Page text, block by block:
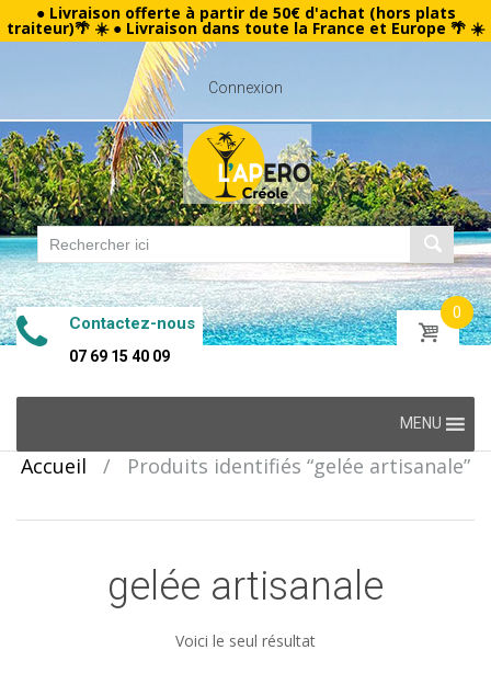
● Livraison offerte à partir de 50€ d'achat (hors plats
traiteur)🌴 ☀️ ● Livraison dans toute la France et Europe 🌴 ☀️
Connexion
Contactez-nous
07 69 15 40 09
0
content
MENU
Accueil / Produits identifiés “gelée artisanale”
gelée artisanale
Voici le seul résultat